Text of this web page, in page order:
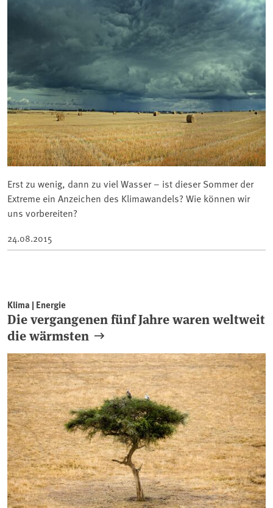
Erst zu wenig, dann zu viel Wasser – ist dieser Sommer der
Extreme ein Anzeichen des Klimawandels? Wie können wir
uns vorbereiten?
24.08.2015
Klima | Energie
Die vergangenen fünf Jahre waren weltweit
die wärmsten